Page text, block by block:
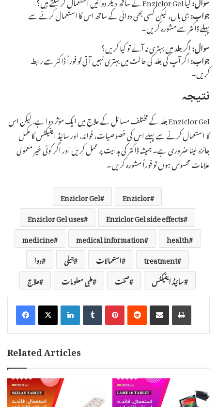
جواب:جی ہاں، لیکن کسی بھی دوائی کے ساتھ اس کا استعمال کرنے سے
پہلے ڈاکٹر سے مشورہ کریں۔
سوال:اگر جلد میں بہتری نہ آئے تو کیا کریں؟
جواب:اگر آپ کی جلد کی حالت میں بہتری نہیں آتی تو فوراً ڈاکٹر سے رابطہ
کریں۔
نتیجہ
Enziclor Gel جلد کے مختلف مسائل کے علاج میں ایک مؤثر دوا ہے، لیکن اس
کا استعمال کرنے سے پہلے اس کی خصوصیات، فوائد، اور سائیڈ ایفیکٹس کا مکمل
جائزہ لینا ضروری ہے۔ ہمیشہ ڈاکٹر کی ہدایت پر عمل کریں اور اگر کوئی غیر معمولی
علامات محسوس ہوں تو فوراً مشورہ کریں۔
Enziclor
Enziclor Gel
Enziclor Gel side effects
Enziclor Gel uses
health
medical information
medicine
treatment
استعمالات جیلی
دوا
سائیڈ ایفیکٹس
صحت طبی معلومات علاج
LinkedInTumblrPinterestReddit Share via Email Print
Related Articles